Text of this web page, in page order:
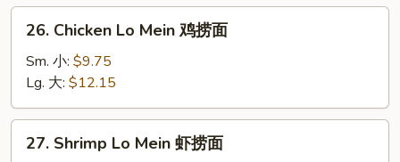
叉
Chicken
Lo
Mein
鸡
捞
26. Chicken Lo Mein 鸡捞面
Sm. 小: $9.75
Lg. 大: $12.15
Shrimp
27. Shrimp Lo Mein 虾捞面